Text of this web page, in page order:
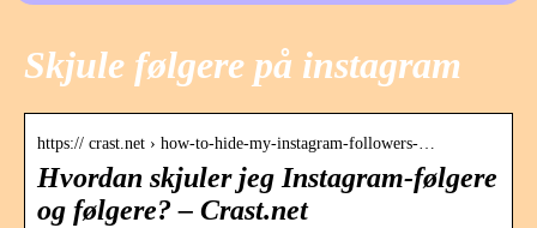
Skjule følgere på instagram
https:// crast.net › how-to-hide-my-instagram-followers-…
Hvordan skjuler jeg Instagram-følgere
og følgere? – Crast.net